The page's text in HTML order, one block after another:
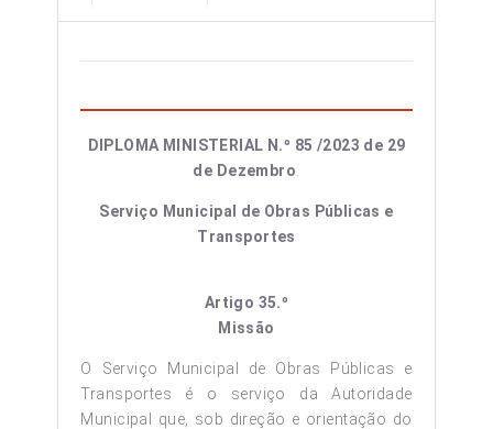
DIPLOMA MINISTERIAL N.º 85 /2023 de 29
de Dezembro
Serviço Municipal de Obras Públicas e
Transportes
Artigo 35.º
Missão
O Serviço Municipal de Obras Públicas e
Transportes é o serviço da Autoridade
Municipal que, sob direção e orientação do